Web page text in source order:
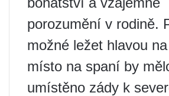
porozumění v rodině.
možné ležet hlavou
místo na spaní by
umístěno zády k